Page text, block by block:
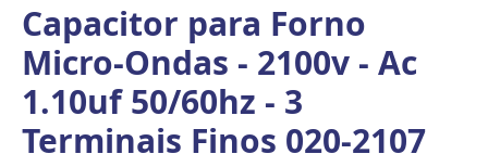
Capacitor para Forno
Micro-Ondas - 2100v - Ac
1.10uf 50/60hz - 3
Terminais Finos 020-2107